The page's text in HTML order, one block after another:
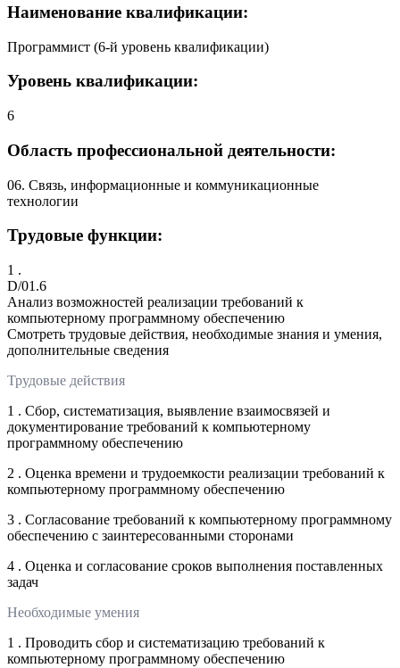
Наименование квалификации:
Программист (6-й уровень квалификации)
Уровень квалификации:
6
Область профессиональной деятельности:
06. Связь, информационные и коммуникационные
технологии
Трудовые функции:
1 .
D/01.6
Анализ возможностей реализации требований к
компьютерному программному обеспечению
Смотреть трудовые действия, необходимые знания и умения,
дополнительные сведения
Трудовые действия
1 . Сбор, систематизация, выявление взаимосвязей и
документирование требований к компьютерному
программному обеспечению
2 . Оценка времени и трудоемкости реализации требований к
компьютерному программному обеспечению
3 . Согласование требований к компьютерному программному
обеспечению с заинтересованными сторонами
4 . Оценка и согласование сроков выполнения поставленных
задач
Необходимые умения
1 . Проводить сбор и систематизацию требований к
компьютерному программному обеспечению